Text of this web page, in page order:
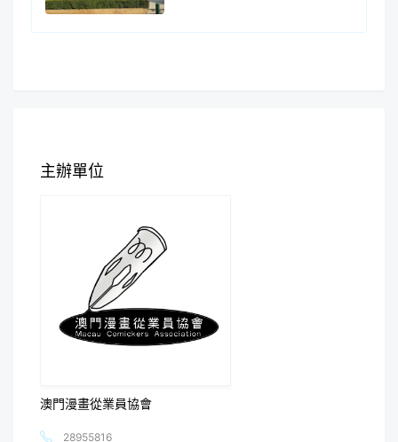
主辦單位
澳門漫畫從業員協會
28955816